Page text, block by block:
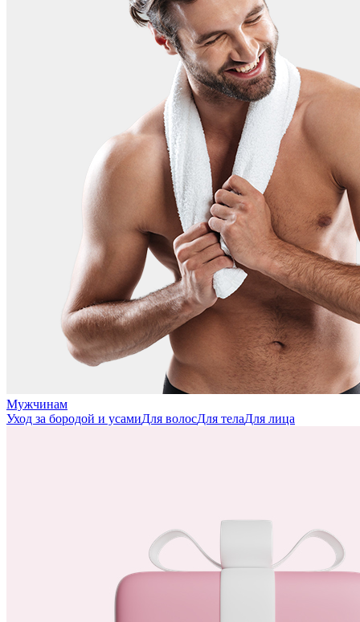
Мужчинам
Уход за бородой и усамиДля волосДля телаДля лица